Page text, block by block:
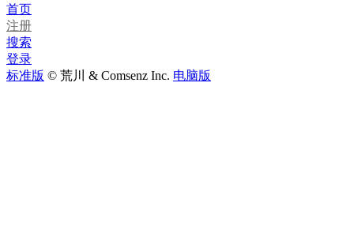
首页
注册
搜索
登录
标准版 © 荒川 & Comsenz Inc. 电脑版